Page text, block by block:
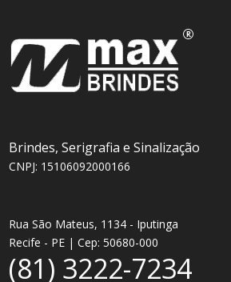
Brindes, Serigrafia e Sinalização
CNPJ: 15106092000166
Rua São Mateus, 1134 - Iputinga
Recife - PE | Cep: 50680-000
(81) 3222-7234